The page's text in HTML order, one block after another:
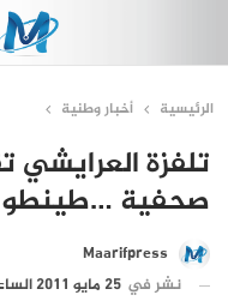
الرئيسية أخبار وطنية
تلفزة
صحفية …طينطو
Maarifpress
نشر في 25 مايو 2011 الساعة 11 و 32 دقيقة